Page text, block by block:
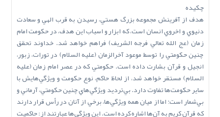
چكيده
هدف از آفرينش مجموعه بزرگ هستي، رسيدن به قرب الهي و سعادت
دنيوي و اخروي انسان است، که ابزار و اسباب اين هدف، در حکومت امام
زمان (عج ‌الله‌ تعالي‌ فرجه ‌الشريف) فراهم خواهد شد. خداوند تحقق
چنين حکومتي را توسط موعود آخرالزمان (عليه السلام) در تورات، زبور،
انجيل و قرآن بشارت داده است. حکومتي که در عصر امام زمان (عليه
السلام) مستقر خواهد شد، از لحاظ حاکم، نوع حکومت و ويژگي‌هايش با
ساير حکومت‌ها تفاوت دارد. بي‌ترديد ويژگي‌هاي چنين حکومتي، آرماني و
بي‌شمار است؛ اما از ميان همه ويژگي‌ها، برخي از آنان در رأس قرار دارند
که قرآن کريم به آن‌ها اشاره کرده است. اين ويژگي‌ها عبارتند از: حاکميت